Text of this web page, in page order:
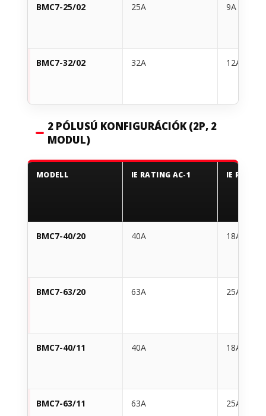
BMC7-25/02 25A 9A
BMC7-32/02 32A 12A
2 PÓLUSÚ KONFIGURÁCIÓK (2P, 2
MODUL)
MODELL IE RATING AC-1 IE
BMC7-40/20 40A 18A
BMC7-63/20 63A 25A
BMC7-40/11 40A 18A
BMC7-63/11 63A 25A